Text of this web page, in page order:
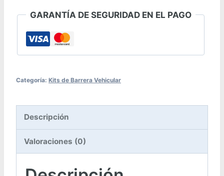
GARANTÍA DE SEGURIDAD EN EL PAGO
Categoría: Kits de Barrera Vehicular
Descripción
Valoraciones (0)